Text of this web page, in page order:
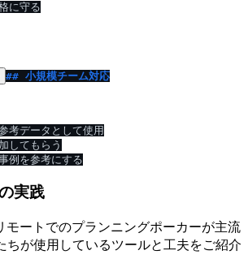
## 小規模チーム対応
実践
モートでのプランニングポーカーが主流
ちが使用しているツールと工夫をご紹介